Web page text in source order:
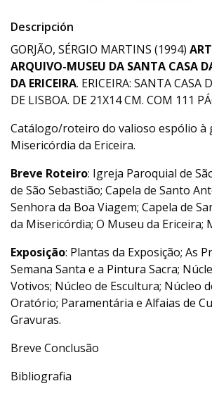
Descripción
GORJÃO, SÉRGIO MARTINS (1994)
ARQUIVO-MUSEU DA SANTA CASA
DA ERICEIRA. ERICEIRA: SANTA CASA
DE LISBOA. DE 21X14 CM. COM 111
Catálogo/roteiro do valioso espólio à
Misericórdia da Ericeira.
Breve Roteiro: Igreja Paroquial de
de São Sebastião; Capela de Santo
Senhora da Boa Viagem; Capela de
da Misericórdia; O Museu da Ericeira;
Exposição: Plantas da Exposição; As
Semana Santa e a Pintura Sacra;
Votivos; Núcleo de Escultura; Núcleo
Oratório; Paramentária e Alfaias de
Gravuras.
Breve Conclusão
Bibliografia